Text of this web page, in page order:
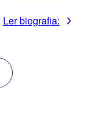
Ler biografia: